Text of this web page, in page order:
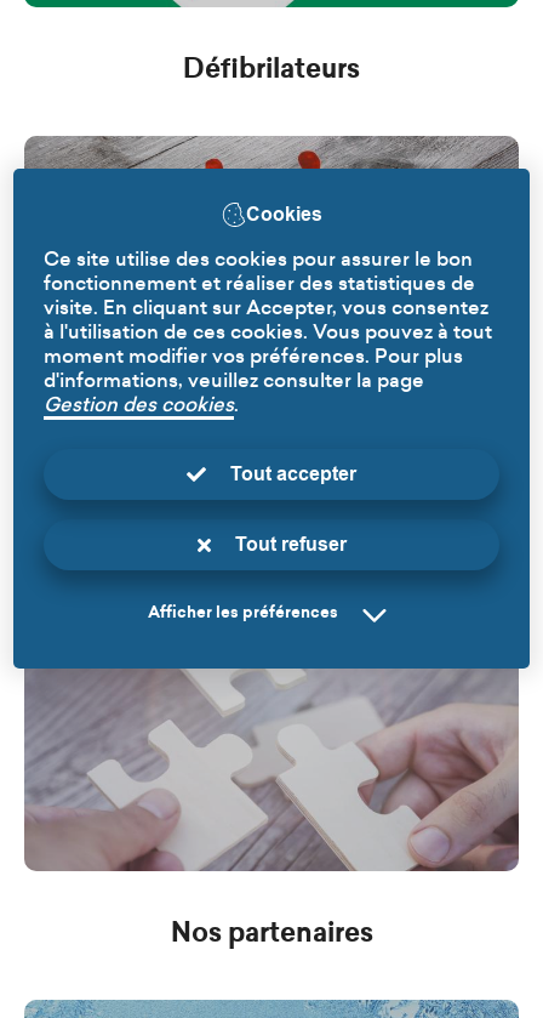
Cookies
Ce site utilise des cookies pour assurer le bon
fonctionnement et réaliser des statistiques de
visite. En cliquant sur Accepter, vous consentez
à l'utilisation de ces cookies. Vous pouvez à tout
moment modifier vos préférences. Pour plus
d'informations, veuillez consulter la page
Gestion des cookies.
Afficher les préférences
Tout accepter
Tout refuser
Défibrilateurs
Revenu de Solidarité Active
Nos partenaires